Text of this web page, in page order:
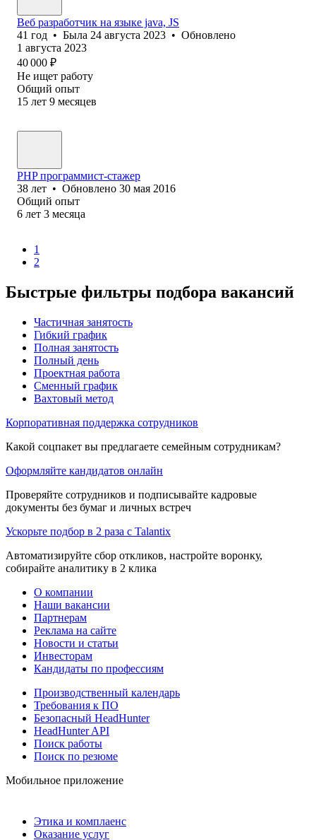
Веб разработчик на языке java, JS
41 год • Была 24 августа 2023 • Обновлено
1 августа 2023
40 000 ₽
Не ищет работу
Общий опыт
15 лет 9 месяцев
PHP программист-стажер
38 лет • Обновлено 30 мая 2016
Общий опыт
6 лет 3 месяца
1
2
Быстрые фильтры подбора вакансий
Частичная занятость
Гибкий график
Полная занятость
Полный день
Проектная работа
Сменный график
Вахтовый метод
Корпоративная поддержка сотрудников
Какой соцпакет вы предлагаете семейным сотрудникам?
Оформляйте кандидатов онлайн
Проверяйте сотрудников и подписывайте кадровые
документы без бумаг и личных встреч
Ускорьте подбор в 2 раза с Talantix
Автоматизируйте сбор откликов, настройте воронку,
собирайте аналитику в 2 клика
О компании
Наши вакансии
Партнерам
Реклама на сайте
Новости и статьи
Инвесторам
Кандидаты по профессиям
Производственный календарь
Требования к ПО
Безопасный HeadHunter
HeadHunter API
Поиск работы
Поиск по резюме
Мобильное приложение
Этика и комплаенс
Оказание услуг